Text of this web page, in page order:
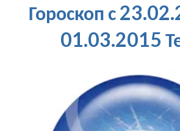
Гороскоп с
01.03.2015